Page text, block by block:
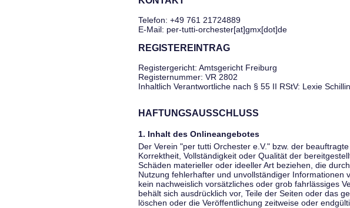
Telefon: +49 761 21724889
E-Mail: per-tutti-orchester[at]gmx[dot]de
REGISTEREINTRAG
Registergericht: Amtsgericht Freiburg
Registernummer: VR 2802
Inhaltlich Verantwortliche nach § 55 II RStV: Lexie
HAFTUNGSAUSSCHLUSS
1. Inhalt des Onlineangebotes
Der Verein "per tutti Orchester e.V." bzw. der
Korrektheit, Vollständigkeit oder Qualität der
Schäden materieller oder ideeller Art beziehen, die
Nutzung fehlerhafter und unvollständiger
kein nachweislich vorsätzliches oder grob fahrlässiges
behält sich ausdrücklich vor, Teile der Seiten oder das
löschen oder die Veröffentlichung zeitweise oder